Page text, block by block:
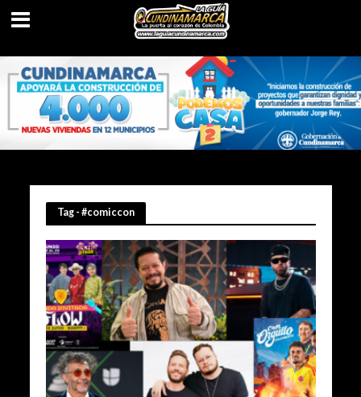
Tag - #comiccon